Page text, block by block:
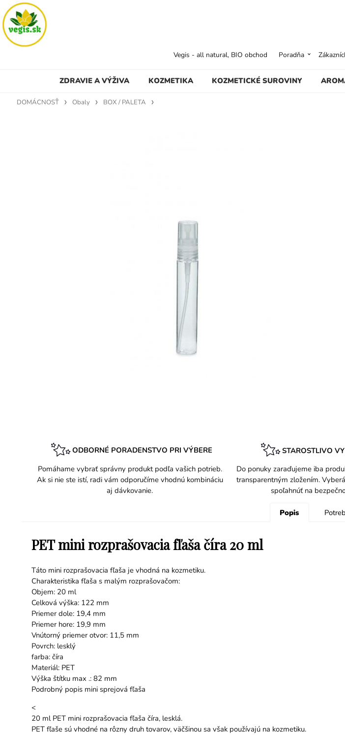
ZDRAVIE A VÝŽIVA KOZMETIKA KOZMETICKÉ SUROVINY
Vegis - all natural, BIO obchod Poradňa
DOMÁCNOSŤ Obaly BOX / PALETA
ODBORNÉ PORADENSTVO PRI VÝBERE
Pomáhame vybrať správny produkt podľa vašich potrieb.
Ak si nie ste istí, radi vám odporučíme vhodnú kombináciu
aj dávkovanie.
STAROSTLIVO
Do ponuky zaraďujeme iba
transparentným zložením.
spoľahnúť na
Popis
PET mini rozprašovacia fľaša číra 20 ml
Táto mini rozprašovacia fľaša je vhodná na kozmetiku.
Charakteristika fľaša s malým rozprašovačom:
Objem: 20 ml
Celková výška: 122 mm
Priemer dole: 19,4 mm
Priemer hore: 19,9 mm
Vnútorný priemer otvor: 11,5 mm
Povrch: lesklý
farba: číra
Materiál: PET
Výška štítku max .: 82 mm
Podrobný popis mini sprejová fľaša
<
20 ml PET mini rozprašovacia fľaša číra, lesklá.
PET fľaše sú vhodné na rôzny druh tovarov, väčšinou sa však používajú na kozmetiku.